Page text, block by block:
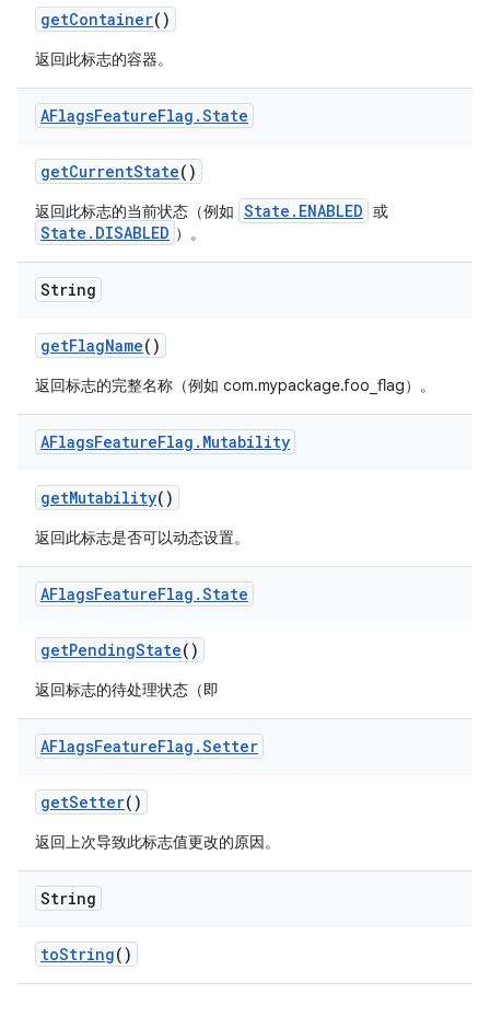
getContainer()
返回此标志的容器。
AFlagsFeatureFlag .State
getCurrentState()
返回此标志的当前状态（例如 State.ENABLED 或
State.DISABLED ）。
String
getFlagName()
返回标志的完整名称（例如 com.mypackage.foo_flag）。
AFlagsFeatureFlag . Mutability
getMutability()
返回此标志是否可以动态设置。
AFlagsFeatureFlag .State
getPendingState()
返回标志的待处理状态（即
AFlagsFeatureFlag .Setter
getSetter()
返回上次导致此标志值更改的原因。
String
toString()